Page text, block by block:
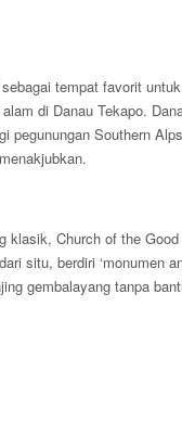
tempat favorit
di Danau Tekapo.
pegunungan Southern
Church of the
situ, berdiri ‘monumen
gembalayang tanpa